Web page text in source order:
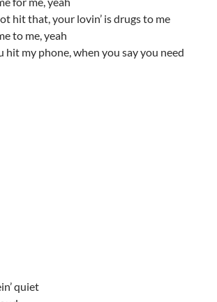
hit that, your lovin’ is drugs to me
to me, yeah
hit my phone, when you say you need
quiet